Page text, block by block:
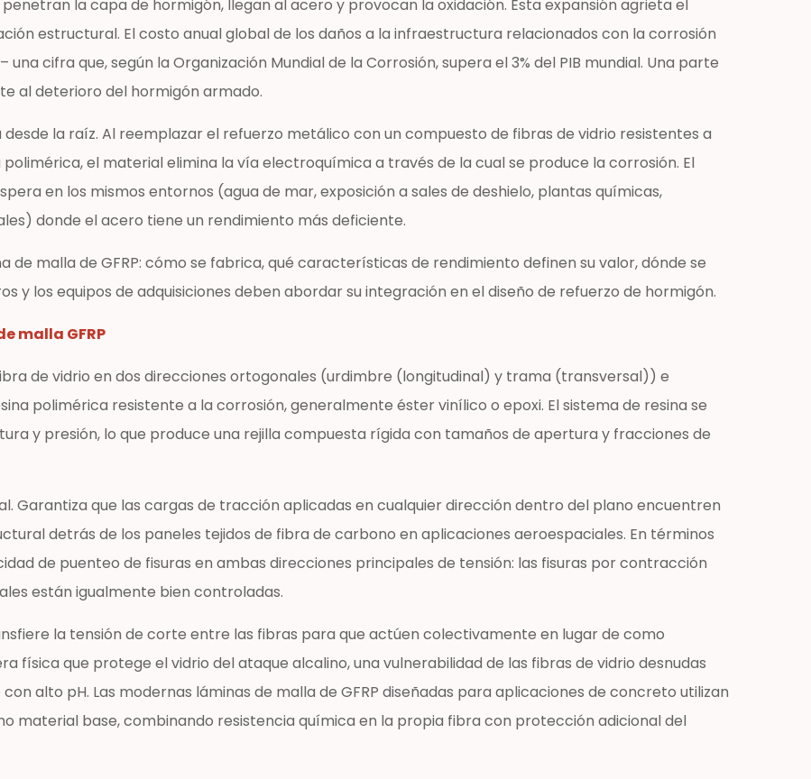
la capa de hormigón, llegan al acero y provocan la oxidación. Esta expansión agrieta el
estructural. El costo anual global de los daños a la infraestructura relacionados con la corrosión
– una cifra que, según la Organización Mundial de la Corrosión, supera el 3% del PIB mundial. Una parte
al deterioro del hormigón armado.
la raíz. Al reemplazar el refuerzo metálico con un compuesto de fibras de vidrio resistentes a
el material elimina la vía electroquímica a través de la cual se produce la corrosión. El
en los mismos entornos (agua de mar, exposición a sales de deshielo, plantas químicas,
donde el acero tiene un rendimiento más deficiente.
de malla de GFRP: cómo se fabrica, qué características de rendimiento definen su valor, dónde se
y los equipos de adquisiciones deben abordar su integración en el diseño de refuerzo de hormigón.
malla GFRP
de vidrio en dos direcciones ortogonales (urdimbre (longitudinal) y trama (transversal)) e
polimérica resistente a la corrosión, generalmente éster vinílico o epoxi. El sistema de resina se
y presión, lo que produce una rejilla compuesta rígida con tamaños de apertura y fracciones de
Garantiza que las cargas de tracción aplicadas en cualquier dirección dentro del plano encuentren
detrás de los paneles tejidos de fibra de carbono en aplicaciones aeroespaciales. En términos
de puenteo de fisuras en ambas direcciones principales de tensión: las fisuras por contracción
están igualmente bien controladas.
la tensión de corte entre las fibras para que actúen colectivamente en lugar de como
física que protege el vidrio del ataque alcalino, una vulnerabilidad de las fibras de vidrio desnudas
alto pH. Las modernas láminas de malla de GFRP diseñadas para aplicaciones de concreto utilizan
material base, combinando resistencia química en la propia fibra con protección adicional del